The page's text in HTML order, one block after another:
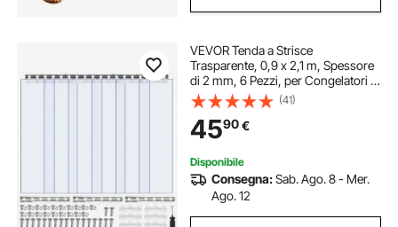
VEVOR Tenda a Strisce
Trasparente, 0,9 x 2,1 m, Spessore
di 2 mm, 6 Pezzi, per Congelatori e
Refrigeratori, Strisce Lisce in
Plastica Impermeabile per Porte di
Magazzini, Congelatori e Garage
(41)
4590€
Disponibile
Consegna:Sab. Ago. 8 - Mer.
Ago. 12